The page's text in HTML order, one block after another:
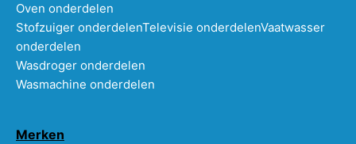
Oven onderdelen
Stofzuiger onderdelenTelevisie onderdelenVaatwasser
onderdelen
Wasdroger onderdelen
Wasmachine onderdelen
Merken